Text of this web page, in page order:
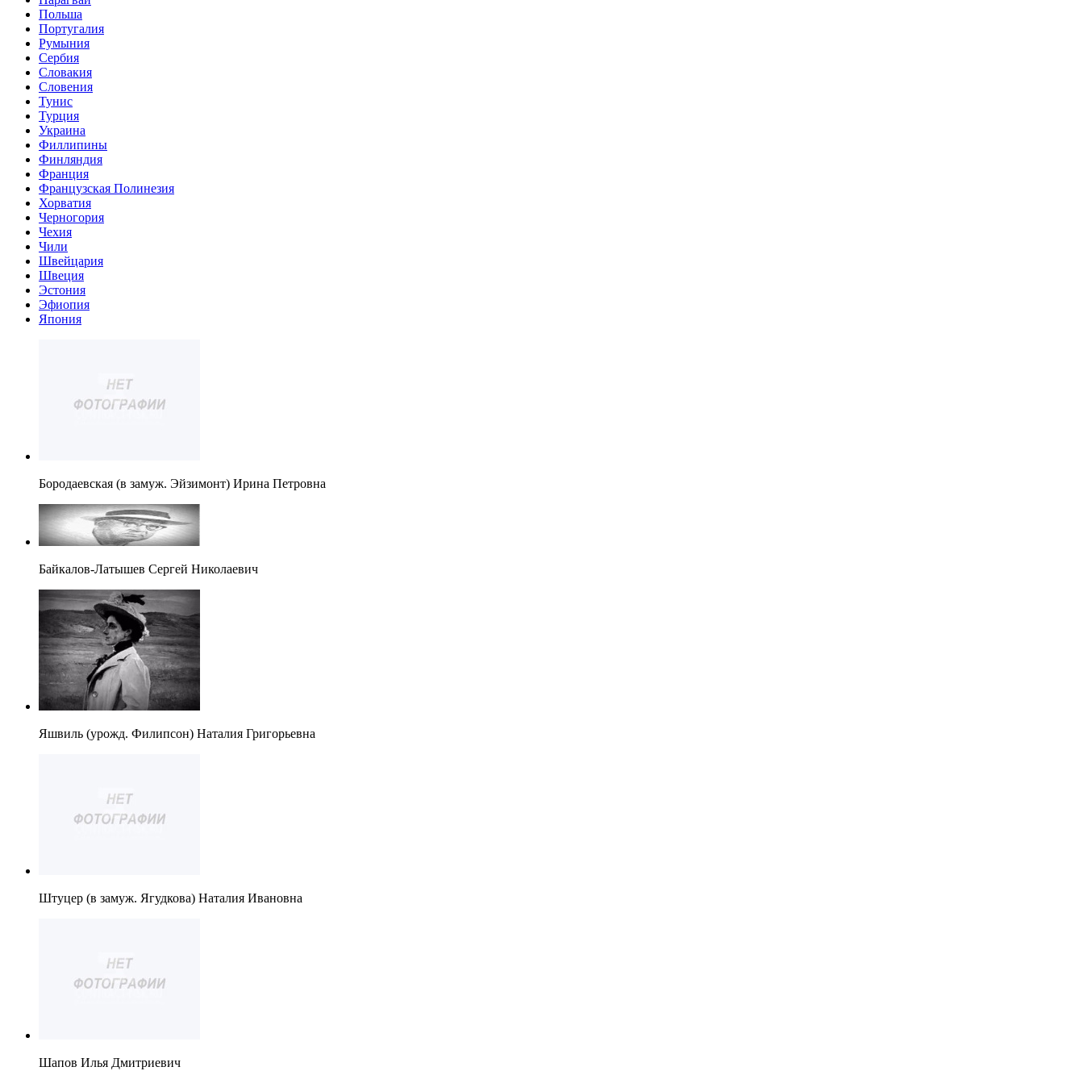
Польша
Португалия
Румыния
Сербия
Словакия
Словения
Тунис
Турция
Украина
Филлипины
Финляндия
Франция
Французская Полинезия
Хорватия
Черногория
Чехия
Чили
Швейцария
Швеция
Эстония
Эфиопия
Япония
Бородаевская (в замуж. Эйзимонт) Ирина Петровна
Байкалов-Латышев Сергей Николаевич
Яшвиль (урожд. Филипсон) Наталия Григорьевна
Штуцер (в замуж. Ягудкова) Наталия Ивановна
Шапов Илья Дмитриевич